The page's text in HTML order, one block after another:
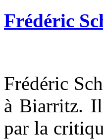
Frédéric
Frédéric
à Biarritz. Il
par la